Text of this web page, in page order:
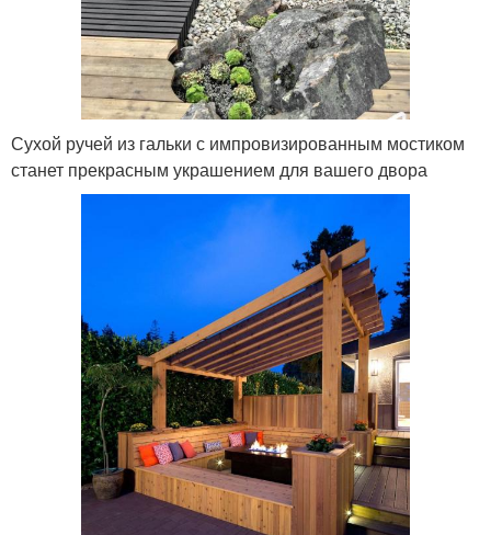
Сухой ручей из гальки с импровизированным мостиком
станет прекрасным украшением для вашего двора